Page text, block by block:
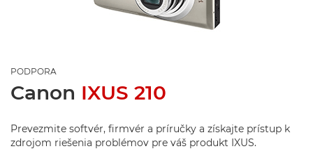
PODPORA
Canon IXUS 210
Prevezmite softvér, firmvér a príručky a získajte prístup k
zdrojom riešenia problémov pre váš produkt IXUS.